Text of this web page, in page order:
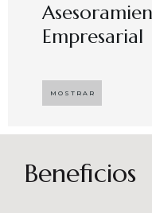
Empresarial
desarrollar el
capital humano en
sostenibles en el
especializado en
MOSTRAR
Beneficios